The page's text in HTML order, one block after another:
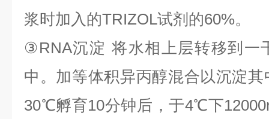
浆时加入的TRIZOL试剂的60%。
③RNA沉淀 将水相上层转移到一
中。加等体积异丙醇混合以沉淀其
30℃孵育10分钟后，于4℃下